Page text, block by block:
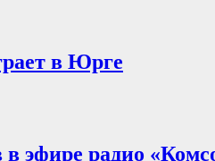
в Юрге
эфире радио